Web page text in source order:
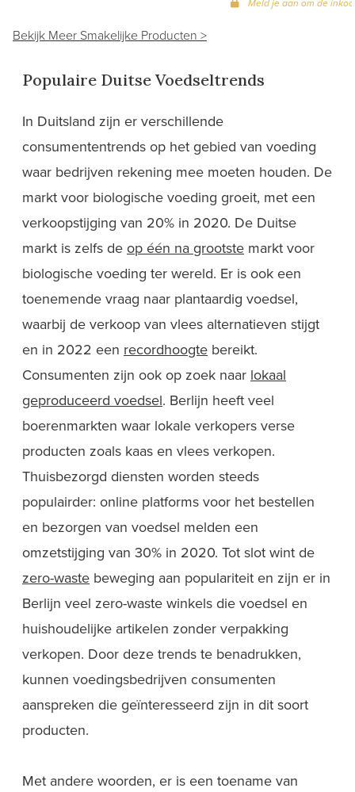
Meld je aan om de
Bekijk Meer Smakelijke Producten >
Populaire Duitse Voedseltrends
In Duitsland zijn er verschillende
consumententrends op het gebied van voeding
waar bedrijven rekening mee moeten houden. De
markt voor biologische voeding groeit, met een
verkoopstijging van 20% in 2020. De Duitse
markt is zelfs de op één na grootste markt voor
biologische voeding ter wereld. Er is ook een
toenemende vraag naar plantaardig voedsel,
waarbij de verkoop van vlees alternatieven stijgt
en in 2022 een recordhoogte bereikt.
Consumenten zijn ook op zoek naar lokaal
geproduceerd voedsel. Berlijn heeft veel
boerenmarkten waar lokale verkopers verse
producten zoals kaas en vlees verkopen.
Thuisbezorgd diensten worden steeds
populairder: online platforms voor het bestellen
en bezorgen van voedsel melden een
omzetstijging van 30% in 2020. Tot slot wint de
zero-waste beweging aan populariteit en zijn er in
Berlijn veel zero-waste winkels die voedsel en
huishoudelijke artikelen zonder verpakking
verkopen. Door deze trends te benadrukken,
kunnen voedingsbedrijven consumenten
aanspreken die geïnteresseerd zijn in dit soort
producten.
Met andere woorden, er is een toename van